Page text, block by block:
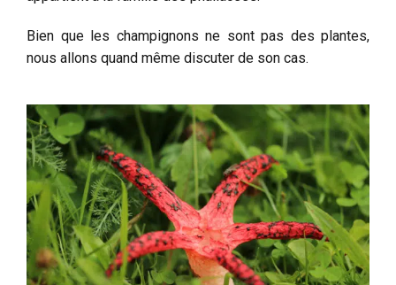
Bien que les champignons ne sont pas des plantes,
nous allons quand même discuter de son cas.